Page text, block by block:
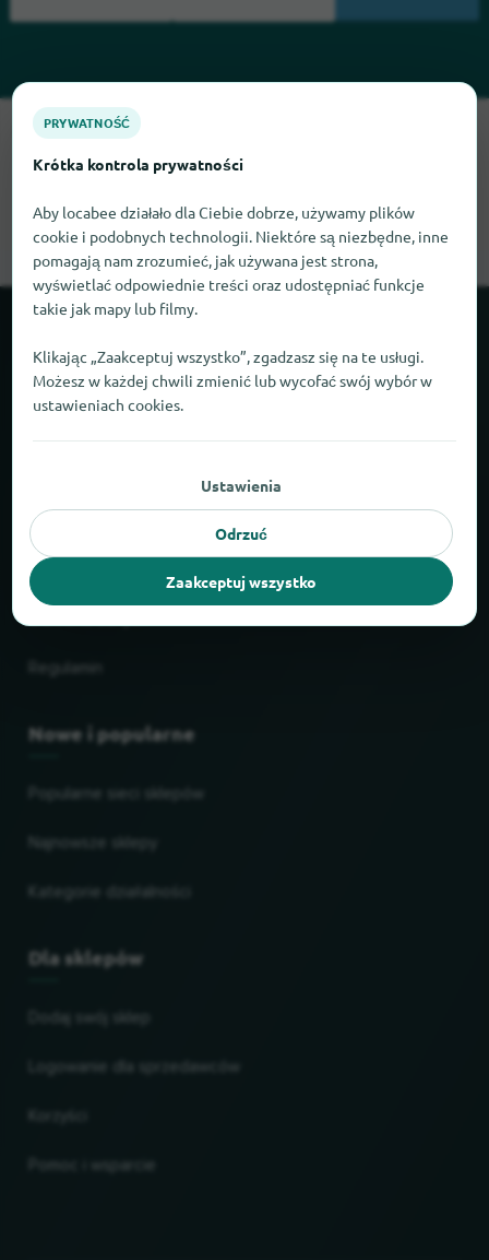
Przepraszamy, nie możemy teraz znaleźć Gasline. Jeśli wiesz,
gdzie znaleźć Gasline, będziemy wdzięczni, jeśli dasz nam
Liczby i fakty
Informacje prawne
Stopka redakcyjna
Nowe i popularne
Popularne sieci sklepów
Najnowsze sklepy
Dla sklepów
Logowanie dla sprzedawców
PRYWATNOŚĆ
Krótka kontrola prywatności
Aby locabee działało dla Ciebie dobrze, używamy plików
cookie i podobnych technologii. Niektóre są niezbędne, inne
pomagają nam zrozumieć, jak używana jest strona,
wyświetlać odpowiednie treści oraz udostępniać funkcje
takie jak mapy lub filmy.
Klikając „Zaakceptuj wszystko”, zgadzasz się na te usługi.
Możesz w każdej chwili zmienić lub wycofać swój wybór w
ustawieniach cookies.
Ustawienia
Odrzuć
Zaakceptuj wszystko